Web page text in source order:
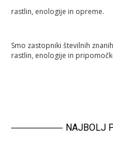
rastlin, enologije in opreme.
Smo zastopniki številnih
rastlin, enologije in
NAJBOLJ